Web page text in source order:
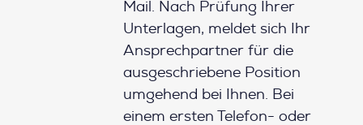
Mail. Nach Prüfung Ihrer
Unterlagen, meldet sich Ihr
Ansprechpartner für die
ausgeschriebene Position
umgehend bei Ihnen. Bei
einem ersten Telefon- oder